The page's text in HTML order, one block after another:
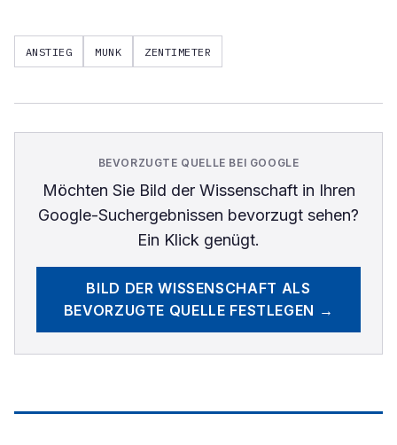
ANSTIEG MUNK ZENTIMETER
BEVORZUGTE QUELLE BEI GOOGLE
Möchten Sie Bild der Wissenschaftin Ihren
Google-Suchergebnissen bevorzugt sehen?
Ein Klick genügt.
BILD DER WISSENSCHAFT ALS
BEVORZUGTE QUELLE FESTLEGEN →